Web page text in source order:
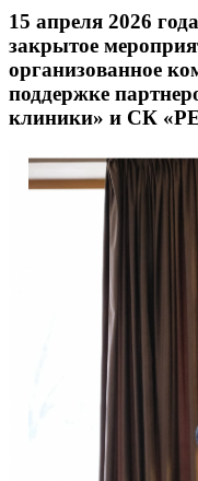
15 апреля 2026
закрытое
организованное
поддержке
клиники» и СК